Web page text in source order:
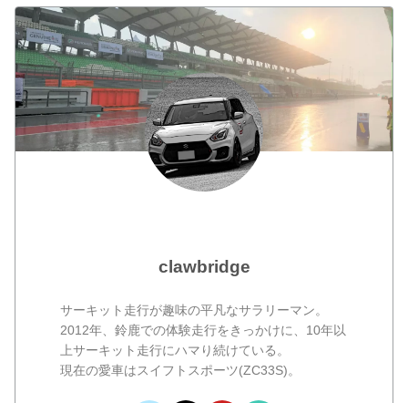
clawbridge
サーキット走行が趣味の平凡なサラリーマン。
2012年、鈴鹿での体験走行をきっかけに、10年以
上サーキット走行にハマり続けている。
現在の愛車はスイフトスポーツ(ZC33S)。